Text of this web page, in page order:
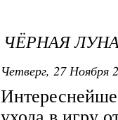
ЧЁРНАЯ
Четверг, 27 Ноября